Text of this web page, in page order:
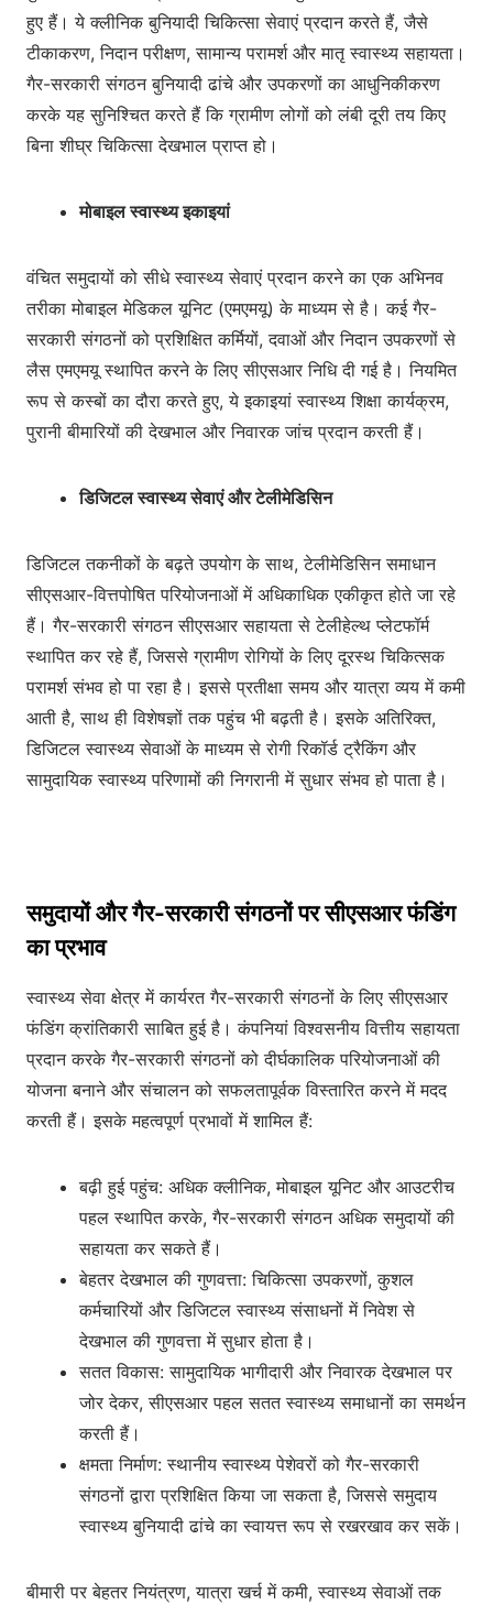
हुए हैं। ये क्लीनिक बुनियादी चिकित्सा सेवाएं प्रदान करते हैं, जैसे
टीकाकरण, निदान परीक्षण, सामान्य परामर्श और मातृ स्वास्थ्य सहायता।
गैर-सरकारी संगठन बुनियादी ढांचे और उपकरणों का आधुनिकीकरण
करके यह सुनिश्चित करते हैं कि ग्रामीण लोगों को लंबी दूरी तय किए
बिना शीघ्र चिकित्सा देखभाल प्राप्त हो।
मोबाइल स्वास्थ्य इकाइयां
वंचित समुदायों को सीधे स्वास्थ्य सेवाएं प्रदान करने का एक अभिनव
तरीका मोबाइल मेडिकल यूनिट (एमएमयू) के माध्यम से है। कई गैर-
सरकारी संगठनों को प्रशिक्षित कर्मियों, दवाओं और निदान उपकरणों से
लैस एमएमयू स्थापित करने के लिए सीएसआर निधि दी गई है। नियमित
रूप से कस्बों का दौरा करते हुए, ये इकाइयां स्वास्थ्य शिक्षा कार्यक्रम,
पुरानी बीमारियों की देखभाल और निवारक जांच प्रदान करती हैं।
डिजिटल स्वास्थ्य सेवाएं और टेलीमेडिसिन
डिजिटल तकनीकों के बढ़ते उपयोग के साथ, टेलीमेडिसिन समाधान
सीएसआर-वित्तपोषित परियोजनाओं में अधिकाधिक एकीकृत होते जा रहे
हैं। गैर-सरकारी संगठन सीएसआर सहायता से टेलीहेल्थ प्लेटफॉर्म
स्थापित कर रहे हैं, जिससे ग्रामीण रोगियों के लिए दूरस्थ चिकित्सक
परामर्श संभव हो पा रहा है। इससे प्रतीक्षा समय और यात्रा व्यय में कमी
आती है, साथ ही विशेषज्ञों तक पहुंच भी बढ़ती है। इसके अतिरिक्त,
डिजिटल स्वास्थ्य सेवाओं के माध्यम से रोगी रिकॉर्ड ट्रैकिंग और
सामुदायिक स्वास्थ्य परिणामों की निगरानी में सुधार संभव हो पाता है।
समुदायों और गैर-सरकारी संगठनों पर सीएसआर फंडिंग
का प्रभाव
स्वास्थ्य सेवा क्षेत्र में कार्यरत गैर-सरकारी संगठनों के लिए सीएसआर
फंडिंग क्रांतिकारी साबित हुई है। कंपनियां विश्वसनीय वित्तीय सहायता
प्रदान करके गैर-सरकारी संगठनों को दीर्घकालिक परियोजनाओं की
योजना बनाने और संचालन को सफलतापूर्वक विस्तारित करने में मदद
करती हैं। इसके महत्वपूर्ण प्रभावों में शामिल हैं:
बढ़ी हुई पहुंच: अधिक क्लीनिक, मोबाइल यूनिट और आउटरीच
पहल स्थापित करके, गैर-सरकारी संगठन अधिक समुदायों की
सहायता कर सकते हैं।
बेहतर देखभाल की गुणवत्ता: चिकित्सा उपकरणों, कुशल
कर्मचारियों और डिजिटल स्वास्थ्य संसाधनों में निवेश से
देखभाल की गुणवत्ता में सुधार होता है।
सतत विकास: सामुदायिक भागीदारी और निवारक देखभाल पर
जोर देकर, सीएसआर पहल सतत स्वास्थ्य समाधानों का समर्थन
करती हैं।
क्षमता निर्माण: स्थानीय स्वास्थ्य पेशेवरों को गैर-सरकारी
संगठनों द्वारा प्रशिक्षित किया जा सकता है, जिससे समुदाय
स्वास्थ्य बुनियादी ढांचे का स्वायत्त रूप से रखरखाव कर सकें।
बीमारी पर बेहतर नियंत्रण, यात्रा खर्च में कमी, स्वास्थ्य सेवाओं तक